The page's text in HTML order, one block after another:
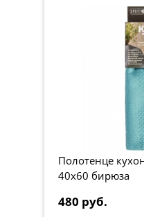
Полотенце
40х60 бирюза
480 руб.